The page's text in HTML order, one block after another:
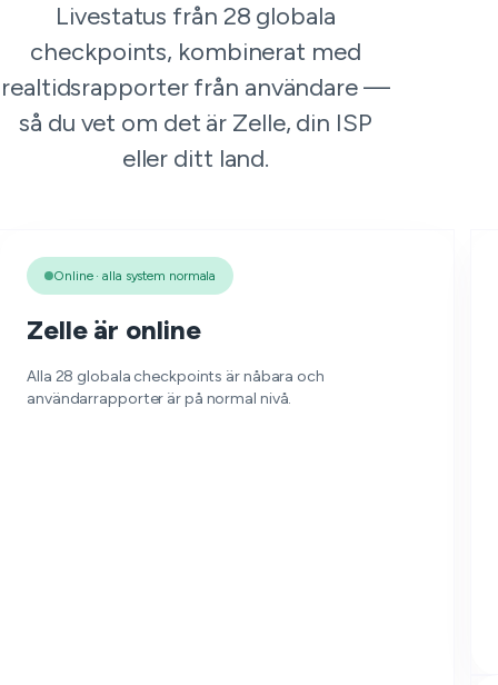
Livestatus från 28 globala
checkpoints, kombinerat med
realtidsrapporter från användare —
så du vet om det är Zelle, din ISP
eller ditt land.
Online · alla system normala
Zelle är online
Alla 28 globala checkpoints är nåbara och
användarrapporter är på normal nivå.